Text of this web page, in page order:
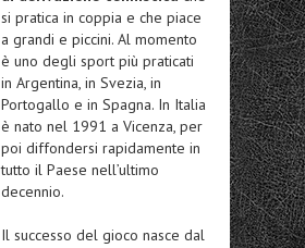
si pratica in coppia e che piace
a grandi e piccini. Al momento
è uno degli sport più praticati
in Argentina, in Svezia, in
Portogallo e in Spagna. In Italia
è nato nel 1991 a Vicenza, per
poi diffondersi rapidamente in
tutto il Paese nell’ultimo
decennio.
Il successo del gioco nasce dal